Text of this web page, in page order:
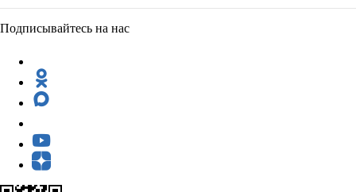
Подписывайтесь на нас